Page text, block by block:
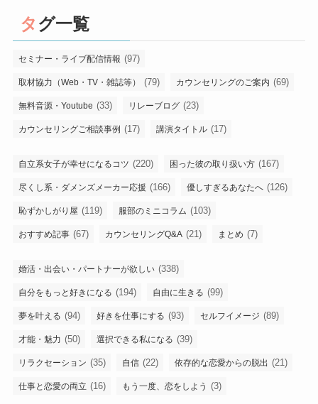
タグ一覧
セミナー・ライブ配信情報 (97)
取材協力（Web・TV・雑誌等） (79) カウンセリングのご案内 (69)
無料音源・Youtube (33) リレーブログ (23)
カウンセリングご相談事例 (17) 講演タイトル (17)
自立系女子が幸せになるコツ (220) 困った彼の取り扱い方 (167)
尽くし系・ダメンズメーカー応援 (166) 優しすぎるあなたへ (126)
恥ずかしがり屋 (119) 服部のミニコラム (103)
おすすめ記事 (67) カウンセリングQ&A (21) まとめ (7)
婚活・出会い・パートナーが欲しい (338)
自分をもっと好きになる (194) 自由に生きる (99)
夢を叶える (94) 好きを仕事にする (93) セルフイメージ (89)
才能・魅力 (50) 選択できる私になる (39)
リラクセーション (35) 自信 (22) 依存的な恋愛からの脱出 (21)
仕事と恋愛の両立 (16) もう一度、恋をしよう (3)